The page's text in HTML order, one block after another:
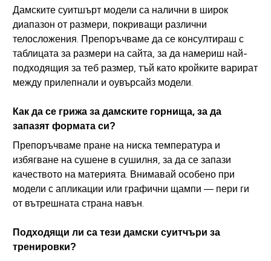
Дамските суитшърт модели са налични в широк
диапазон от размери, покриващи различни
телосложения. Препоръчваме да се консултираш с
таблицата за размери на сайта, за да намериш най-
подходящия за теб размер, тъй като кройките варират
между прилепнали и оувърсайз модели.
Как да се грижа за дамските горнища, за да
запазят формата си?
Препоръчваме пране на ниска температура и
избягване на сушене в сушилня, за да се запази
качеството на материята. Внимавай особено при
модели с апликации или графични щампи — пери ги
от вътрешната страна навън.
Подходящи ли са тези дамски суитчъри за
тренировки?